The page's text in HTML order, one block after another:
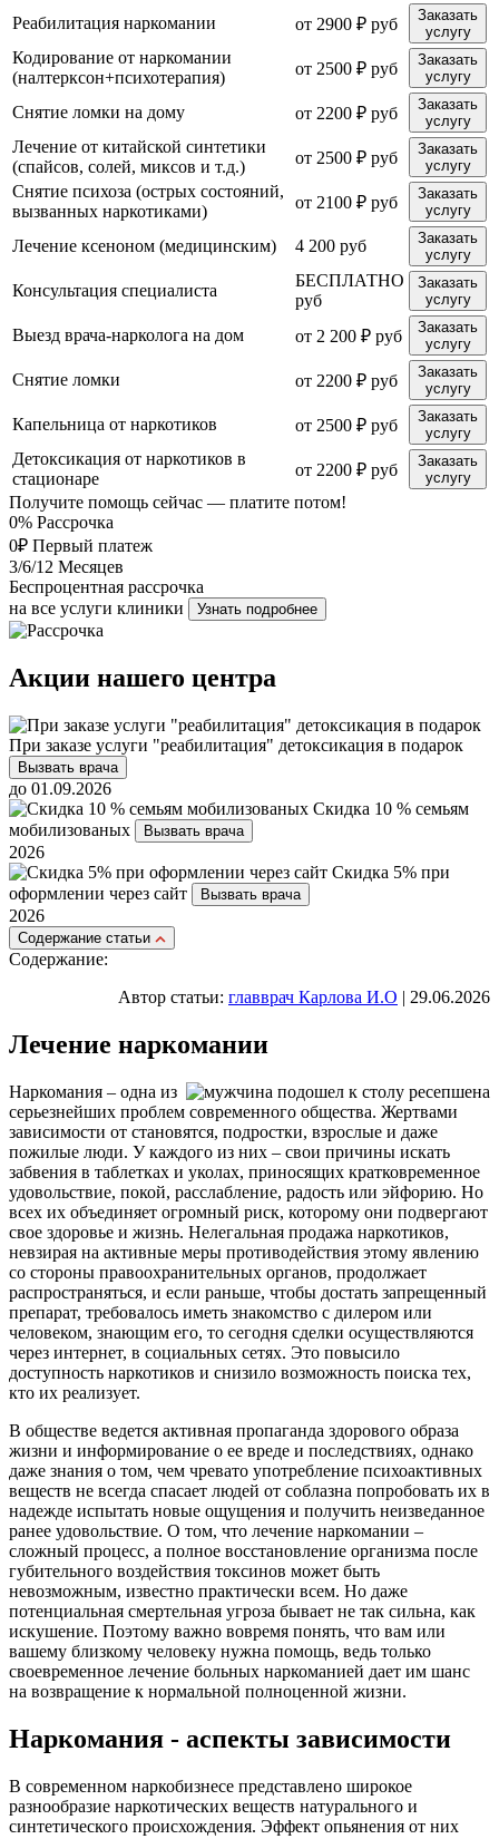
Реабилитация наркомании от 2900 ₽ руб
Заказать
услугу
Кодирование от наркомании
(налтерксон+психотерапия)
от 2500 ₽ руб
Заказать
услугу
Снятие ломки на дому от 2200 ₽ руб
Заказать
услугу
Лечение от китайской синтетики
(спайсов, солей, миксов и т.д.)
от 2500 ₽ руб
Заказать
услугу
Снятие психоза (острых состояний,
вызванных наркотиками)
от 2100 ₽ руб
Заказать
услугу
Лечение ксеноном (медицинским) 4 200 руб
Заказать
услугу
Консультация специалиста
БЕСПЛАТНО
руб
Заказать
услугу
Выезд врача-нарколога на дом от 2 200 ₽ руб
Заказать
услугу
Снятие ломки от 2200 ₽ руб
Заказать
услугу
Капельница от наркотиков от 2500 ₽ руб
Заказать
услугу
Детоксикация от наркотиков в
стационаре
от 2200 ₽ руб
Заказать
услугу
Получите помощь сейчас — платите потом!
0% Рассрочка
0₽ Первый платеж
3/6/12 Месяцев
Беспроцентная рассрочка
на все услуги клиники
Узнать подробнее
Акции нашего центра
При заказе услуги "реабилитация" детоксикация в подарок
Вызвать врача
до 01.09.2026
Скидка 10 % семьям
мобилизованых
Вызвать врача
2026
Скидка 5% при
оформлении через сайт
Вызвать врача
2026
Cодержание статьи
Содержание:
Автор статьи: главврач Карлова И.О | 29.06.2026
Лечение наркомании
Наркомания – одна из
серьезнейших проблем современного общества. Жертвами
зависимости от становятся, подростки, взрослые и даже
пожилые люди. У каждого из них – свои причины искать
забвения в таблетках и уколах, приносящих кратковременное
удовольствие, покой, расслабление, радость или эйфорию. Но
всех их объединяет огромный риск, которому они подвергают
свое здоровье и жизнь. Нелегальная продажа наркотиков,
невзирая на активные меры противодействия этому явлению
со стороны правоохранительных органов, продолжает
распространяться, и если раньше, чтобы достать запрещенный
препарат, требовалось иметь знакомство с дилером или
человеком, знающим его, то сегодня сделки осуществляются
через интернет, в социальных сетях. Это повысило
доступность наркотиков и снизило возможность поиска тех,
кто их реализует.
В обществе ведется активная пропаганда здорового образа
жизни и информирование о ее вреде и последствиях, однако
даже знания о том, чем чревато употребление психоактивных
веществ не всегда спасает людей от соблазна попробовать их в
надежде испытать новые ощущения и получить неизведанное
ранее удовольствие. О том, что лечение наркомании –
сложный процесс, а полное восстановление организма после
губительного воздействия токсинов может быть
невозможным, известно практически всем. Но даже
потенциальная смертельная угроза бывает не так сильна, как
искушение. Поэтому важно вовремя понять, что вам или
вашему близкому человеку нужна помощь, ведь только
своевременное лечение больных наркоманией дает им шанс
на возвращение к нормальной полноценной жизни.
Наркомания - аспекты зависимости
В современном наркобизнесе представлено широкое
разнообразие наркотических веществ натурального и
синтетического происхождения. Эффект опьянения от них